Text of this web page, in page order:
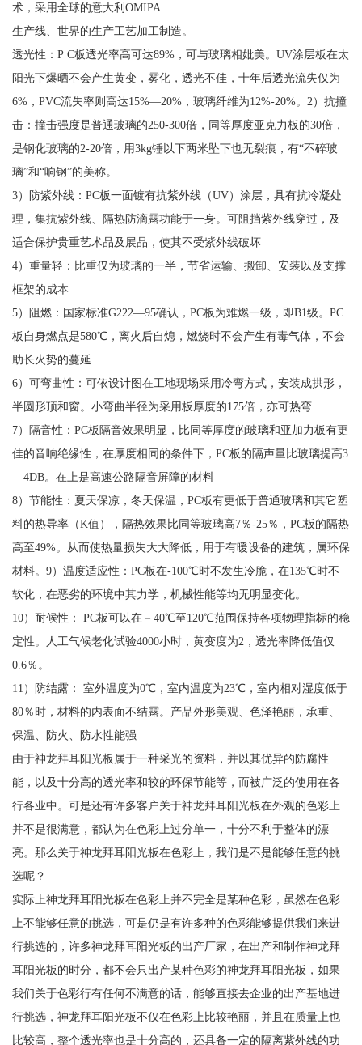
术，采用全球的意大利OMIPA
生产线、世界的生产工艺加工制造。
透光性：P C板透光率高可达89%，可与玻璃相妣美。UV涂层板在太
阳光下爆晒不会产生黄变，雾化，透光不佳，十年后透光流失仅为
6%，PVC流失率则高达15%—20%，玻璃纤维为12%-20%。2）抗撞
击：撞击强度是普通玻璃的250-300倍，同等厚度亚克力板的30倍，
是钢化玻璃的2-20倍，用3kg锤以下两米坠下也无裂痕，有“不碎玻
璃”和“响钢”的美称。
3）防紫外线：PC板一面镀有抗紫外线（UV）涂层，具有抗冷凝处
理，集抗紫外线、隔热防滴露功能于一身。可阻挡紫外线穿过，及
适合保护贵重艺术品及展品，使其不受紫外线破坏
4）重量轻：比重仅为玻璃的一半，节省运输、搬卸、安装以及支撑
框架的成本
5）阻燃：国家标准G222—95确认，PC板为难燃一级，即B1级。PC
板自身燃点是580℃，离火后自熄，燃烧时不会产生有毒气体，不会
助长火势的蔓延
6）可弯曲性：可依设计图在工地现场采用冷弯方式，安装成拱形，
半圆形顶和窗。小弯曲半径为采用板厚度的175倍，亦可热弯
7）隔音性：PC板隔音效果明显，比同等厚度的玻璃和亚加力板有更
佳的音响绝缘性，在厚度相同的条件下，PC板的隔声量比玻璃提高3
—4DB。在上是高速公路隔音屏障的材料
8）节能性：夏天保凉，冬天保温，PC板有更低于普通玻璃和其它塑
料的热导率（K值），隔热效果比同等玻璃高7％-25％，PC板的隔热
高至49%。从而使热量损失大大降低，用于有暖设备的建筑，属环保
材料。9）温度适应性：PC板在-100℃时不发生冷脆，在135℃时不
软化，在恶劣的环境中其力学，机械性能等均无明显变化。
10）耐候性： PC板可以在－40℃至120℃范围保持各项物理指标的稳
定性。人工气候老化试验4000小时，黄变度为2，透光率降低值仅
0.6％。
11）防结露： 室外温度为0℃，室内温度为23℃，室内相对湿度低于
80％时，材料的内表面不结露。产品外形美观、色泽艳丽，承重、
保温、防火、防水性能强
由于神龙拜耳阳光板属于一种采光的资料，并以其优异的防腐性
能，以及十分高的透光率和较的环保节能等，而被广泛的使用在各
行各业中。可是还有许多客户关于神龙拜耳阳光板在外观的色彩上
并不是很满意，都认为在色彩上过分单一，十分不利于整体的漂
亮。那么关于神龙拜耳阳光板在色彩上，我们是不是能够任意的挑
选呢？
实际上神龙拜耳阳光板在色彩上并不完全是某种色彩，虽然在色彩
上不能够任意的挑选，可是仍是有许多种的色彩能够提供我们来进
行挑选的，许多神龙拜耳阳光板的出产厂家，在出产和制作神龙拜
耳阳光板的时分，都不会只出产某种色彩的神龙拜耳阳光板，如果
我们关于色彩行有任何不满意的话，能够直接去企业的出产基地进
行挑选，神龙拜耳阳光板不仅在色彩上比较艳丽，并且在质量上也
比较高，整个透光率也是十分高的，还具备一定的隔离紫外线的功